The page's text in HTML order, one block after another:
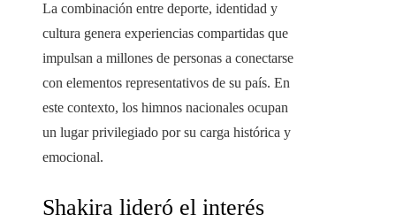
La combinación entre deporte, identidad y
cultura genera experiencias compartidas que
impulsan a millones de personas a conectarse
con elementos representativos de su país. En
este contexto, los himnos nacionales ocupan
un lugar privilegiado por su carga histórica y
emocional.
Shakira lideró el interés